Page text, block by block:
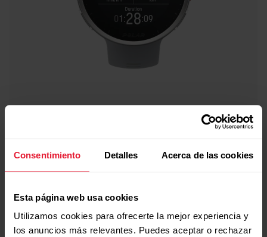
Consentimiento Detalles Acerca de las cookies
Esta página web usa cookies
Utilizamos cookies para ofrecerte la mejor experiencia y
los anuncios más relevantes. Puedes aceptar o rechazar